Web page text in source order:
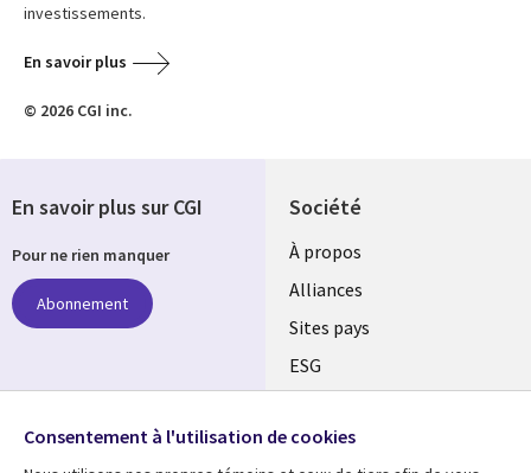
investissements.
En savoir plus
© 2026 CGI inc.
Société
À propos
Alliances
Sites pays
ESG
Fusions
En savoir plus sur CGI
Pour ne rien manquer
Abonnement
Suivez-nous
Consentement à l'utilisation de cookies